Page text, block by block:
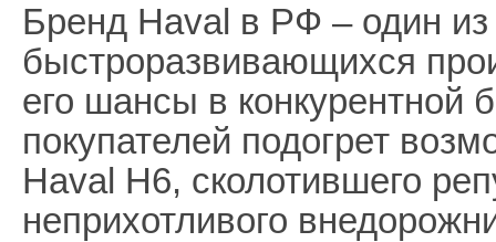
Бренд Haval в РФ – один
быстроразвивающихся
его шансы в конкурентной
покупателей подогрет
Haval H6, сколотившего
неприхотливого